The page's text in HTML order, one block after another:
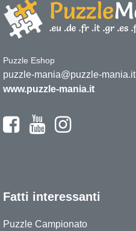
Puzzle Eshop
puzzle-mania@puzzle-mania.it
www.puzzle-mania.it
Fatti interessanti
Puzzle Campionato